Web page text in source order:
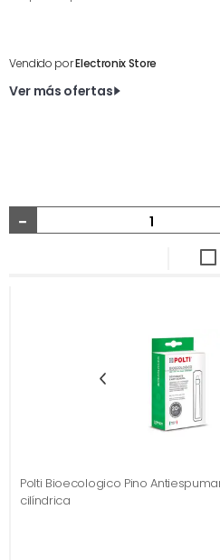
Vendido porElectronix Store
Ver más ofertas
-
Polti Bioecologico Pino
cilíndrica